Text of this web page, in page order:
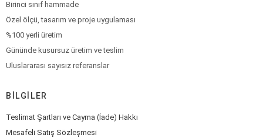
Birinci sınıf hammade
Özel ölçü, tasarım ve proje uygulaması
%100 yerli üretim
Gününde kusursuz üretim ve teslim
Uluslararası sayısız referanslar
BILGILER
Teslimat Şartları ve Cayma (İade) Hakkı
Mesafeli Satış Sözleşmesi